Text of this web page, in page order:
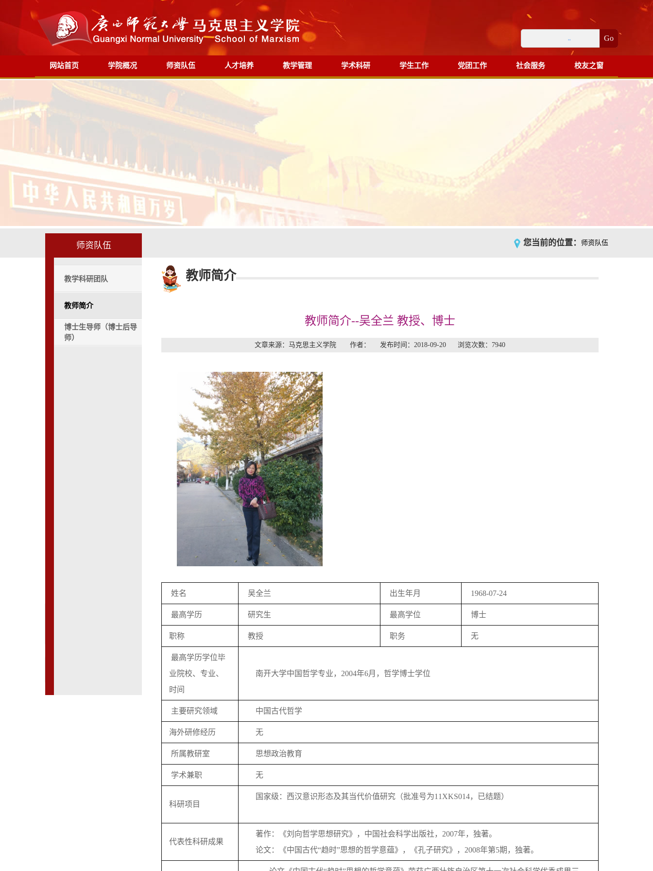
Go
网站首页 学院概况 师资队伍 人才培养 教学管理 学术科研 学生工作 党团工作 社会服务 校友之窗
师资队伍 您当前的位置： 师资队伍
教学科研团队
教师简介
博士生导师（博士后导
师）
教师简介
教师简介--吴全兰 教授、博士
文章来源：马克思主义学院 作者： 发布时间：2018-09-20 浏览次数： 7940
姓名 吴全兰 出生年月 1968-07-24
最高学历 研究生 最高学位 博士
职称 教授 职务 无
最高学历学位毕
业院校、专业、
时间
南开大学中国 哲学专业， 2004年6月， 哲学博士学位
主要研究领域 中国古代哲学
海外研修经历 无
所属教研室 思想政治教育
学术兼职 无
科研项目
国家级 ：西汉意识形态及其当代价值研究（批准号为11XKS014，已结题）
代表性科研成果
著作：《刘向哲学思想研究》， 中国社会科学出版社， 2007年， 独著。
论文：《中国古代“趋时”思想的哲学意蕴》，《孔子研究》， 2008年第5期， 独著。